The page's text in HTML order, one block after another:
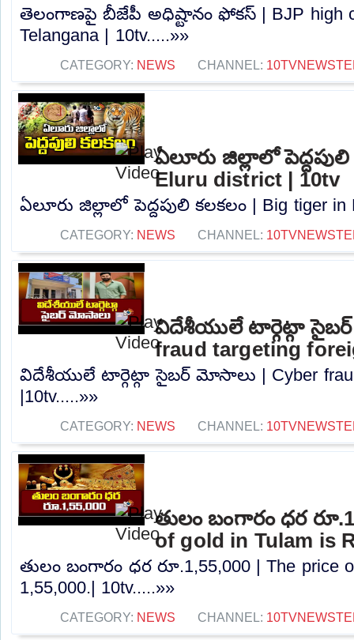
తెలంగాణపై బీజేపీ అధిష్టానం ఫోకస్ | BJP high
Telangana | 10tv.....»»
CATEGORY: NEWS CHANNEL:
ఏలూరు జిల్లాలో
Eluru district | 10tv
ఏలూరు జిల్లాలో పెద్దపులి కలకలం | Big tiger in
CATEGORY: NEWS CHANNEL:
విదేశీయులే టార్గెట్గా
fraud targeting
విదేశీయులే టార్గెట్గా సైబర్ మోసాలు | Cyber ​​fraud
|10tv.....»»
CATEGORY: NEWS CHANNEL:
తులం బంగారం ధర
of gold in Tulam is
తులం బంగారం ధర రూ.1,55,000 | The price
1,55,000.| 10tv.....»»
CATEGORY: NEWS CHANNEL: